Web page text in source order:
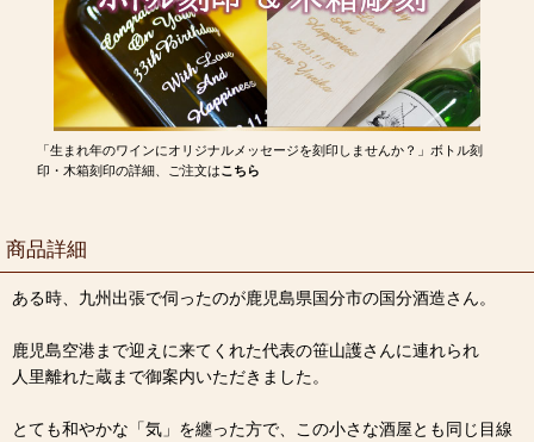
「生まれ年のワインにオリジナルメッセージを刻印しませんか？」ボトル刻
印・木箱刻印の詳細、ご注文はこちら
商品詳細
ある時、九州出張で伺ったのが鹿児島県国分市の国分酒造さん。
鹿児島空港まで迎えに来てくれた代表の笹山護さんに連れられ
人里離れた蔵まで御案内いただきました。
とても和やかな「気」を纏った方で、この小さな酒屋とも同じ目線